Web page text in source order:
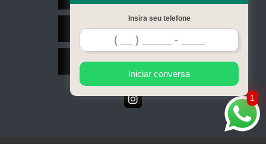
Contato
Mapa do site
1
Insira seu telefone
Iniciar conversa